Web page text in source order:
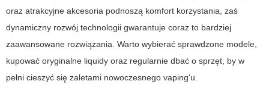
oraz atrakcyjne akcesoria podnoszą komfort korzystania, zaś
dynamiczny rozwój technologii gwarantuje coraz to bardziej
zaawansowane rozwiązania. Warto wybierać sprawdzone modele,
kupować oryginalne liquidy oraz regularnie dbać o sprzęt, by w
pełni cieszyć się zaletami nowoczesnego vaping'u.